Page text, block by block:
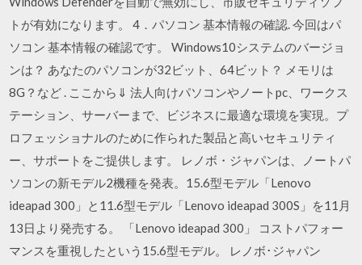
トが有効になります。 4．パソコン 基本情報の確認. 今回はパ
ソコン 基本情報の確認です。 Windows10システムのバージョ
ンは？ あなたのパソコンが32ビット、64ビット？ メモリは
8G？など . ここから⇓ 法人向けパソコンやノートpc、ワークス
テーション、サーバーまで、ビジネスに最適な環境を実現。プ
ロフェッショナルのために作られた製品と高いセキュリティ
ー、サポートをご提供します。 レノボ・ジャパンは、ノートパ
ソコンの新モデル2機種を発表。15.6型モデル「Lenovo
ideapad 300」と11.6型モデル「Lenovo ideapad 300S」を11月
13日より発売する。 「Lenovo ideapad 300」 コストパフォー
マンスを重視したという15.6型モデル。 レノボ･ジャパン